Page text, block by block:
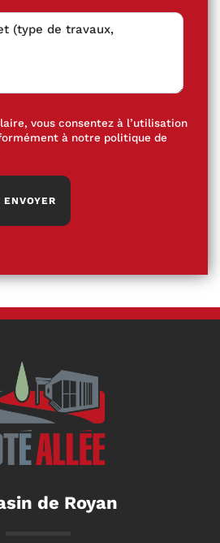
vous consentez à l’utilisation
à notre politique de
de Royan